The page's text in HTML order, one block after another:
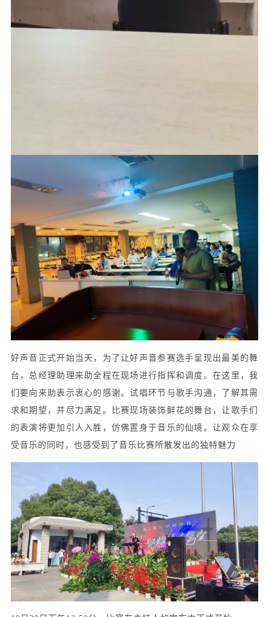
好声音正式开始当天，为了让好声音参赛选手呈现出最美的舞
台，总经理助理来助全程在现场进行指挥和调度。在这里，我
们要向来助表示衷心的感谢。试唱环节与歌手沟通，了解其需
求和期望，并尽力满足。比赛现场装饰鲜花的舞台，让歌手们
的表演将更加引人入胜，仿佛置身于音乐的仙境。让观众在享
受音乐的同时，也感受到了音乐比赛所散发出的独特魅力